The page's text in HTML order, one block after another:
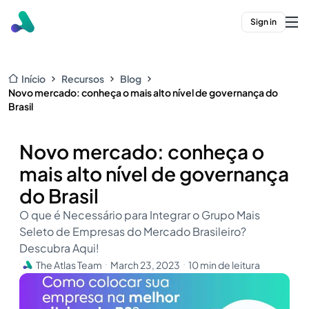
Sign in
Início Recursos
Blog
Novo mercado: conheça o mais alto nível de governança do
Brasil
Novo mercado: conheça o
mais alto nível de governança
do Brasil
O que é Necessário para Integrar o Grupo Mais
Seleto de Empresas do Mercado Brasileiro?
Descubra Aqui!
The Atlas Team ・ March 23, 2023 ・ 10 min de leitura